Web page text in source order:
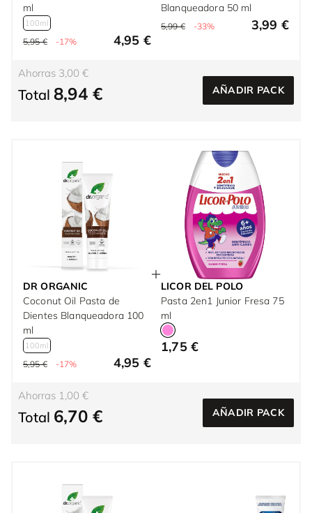
ml
100ml
5,95 € -17% 4,95 €
Blanqueadora 50 ml
5,99 € -33% 3,99 €
Ahorras 3,00 €
Total 8,94 € AÑADIR PACK
DR ORGANIC
Coconut Oil Pasta de
Dientes Blanqueadora 100
ml
100ml
5,95 € -17% 4,95 €
LICOR DEL POLO
Pasta 2en1 Junior Fresa 75
ml
1,75 €
Ahorras 1,00 €
Total 6,70 € AÑADIR PACK